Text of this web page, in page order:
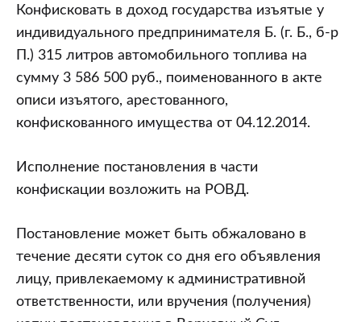
Конфисковать в доход государства изъятые у
индивидуального предпринимателя Б. (г. Б., б-р
П.) 315 литров автомобильного топлива на
сумму 3 586 500 руб., поименованного в акте
описи изъятого, арестованного,
конфискованного имущества от 04.12.2014.
Исполнение постановления в части
конфискации возложить на РОВД.
Постановление может быть обжаловано в
течение десяти суток со дня его объявления
лицу, привлекаемому к административной
ответственности, или вручения (получения)